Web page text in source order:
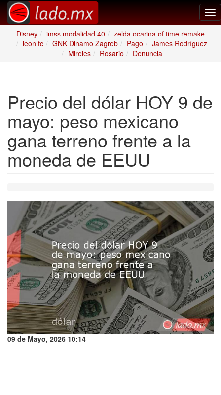
Disney
imss modalidad 40
zelda ocarina of time remake
leon fc
GNK Dinamo Zagreb Pago
James Rodríguez
Mireles
Rosario Denuncia
Precio del dólar HOY 9 de
mayo: peso mexicano
gana terreno frente a la
moneda de EEUU
09 de Mayo, 2026 10:14